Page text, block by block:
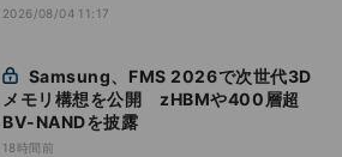
2026/08/04 11:17
メモリ構想を公開 zHBMや400層超
BV-NANDを披露
18時間前